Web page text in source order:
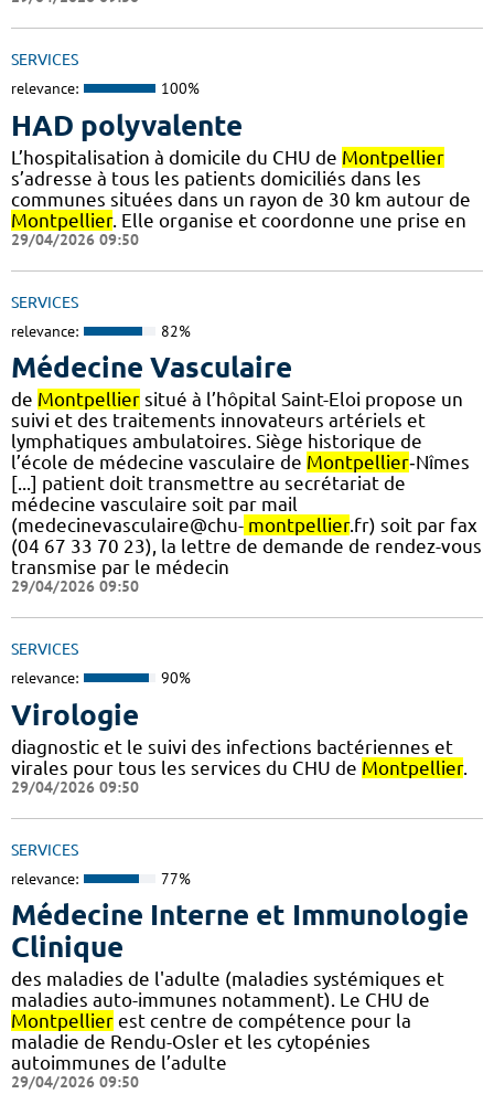
SERVICES
relevance: 100%
HAD polyvalente
L’hospitalisation à domicile du CHU de Montpellier
s’adresse à tous les patients domiciliés dans les
communes situées dans un rayon de 30 km autour de
Montpellier. Elle organise et coordonne une prise en
29/04/2026 09:50
SERVICES
relevance: 82%
Médecine Vasculaire
de Montpellier situé à l’hôpital Saint-Eloi propose un
suivi et des traitements innovateurs artériels et
lymphatiques ambulatoires. Siège historique de
l’école de médecine vasculaire de Montpellier‐Nîmes
[...] patient doit transmettre au secrétariat de
médecine vasculaire soit par mail
(medecinevasculaire@chu- montpellier.fr) soit par fax
(04 67 33 70 23), la lettre de demande de rendez-vous
transmise par le médecin
29/04/2026 09:50
SERVICES
relevance: 90%
Virologie
diagnostic et le suivi des infections bactériennes et
virales pour tous les services du CHU de Montpellier.
29/04/2026 09:50
SERVICES
relevance: 77%
Médecine Interne et Immunologie
Clinique
des maladies de l'adulte (maladies systémiques et
maladies auto-immunes notamment). Le CHU de
Montpellier est centre de compétence pour la
maladie de Rendu-Osler et les cytopénies
autoimmunes de l’adulte
29/04/2026 09:50